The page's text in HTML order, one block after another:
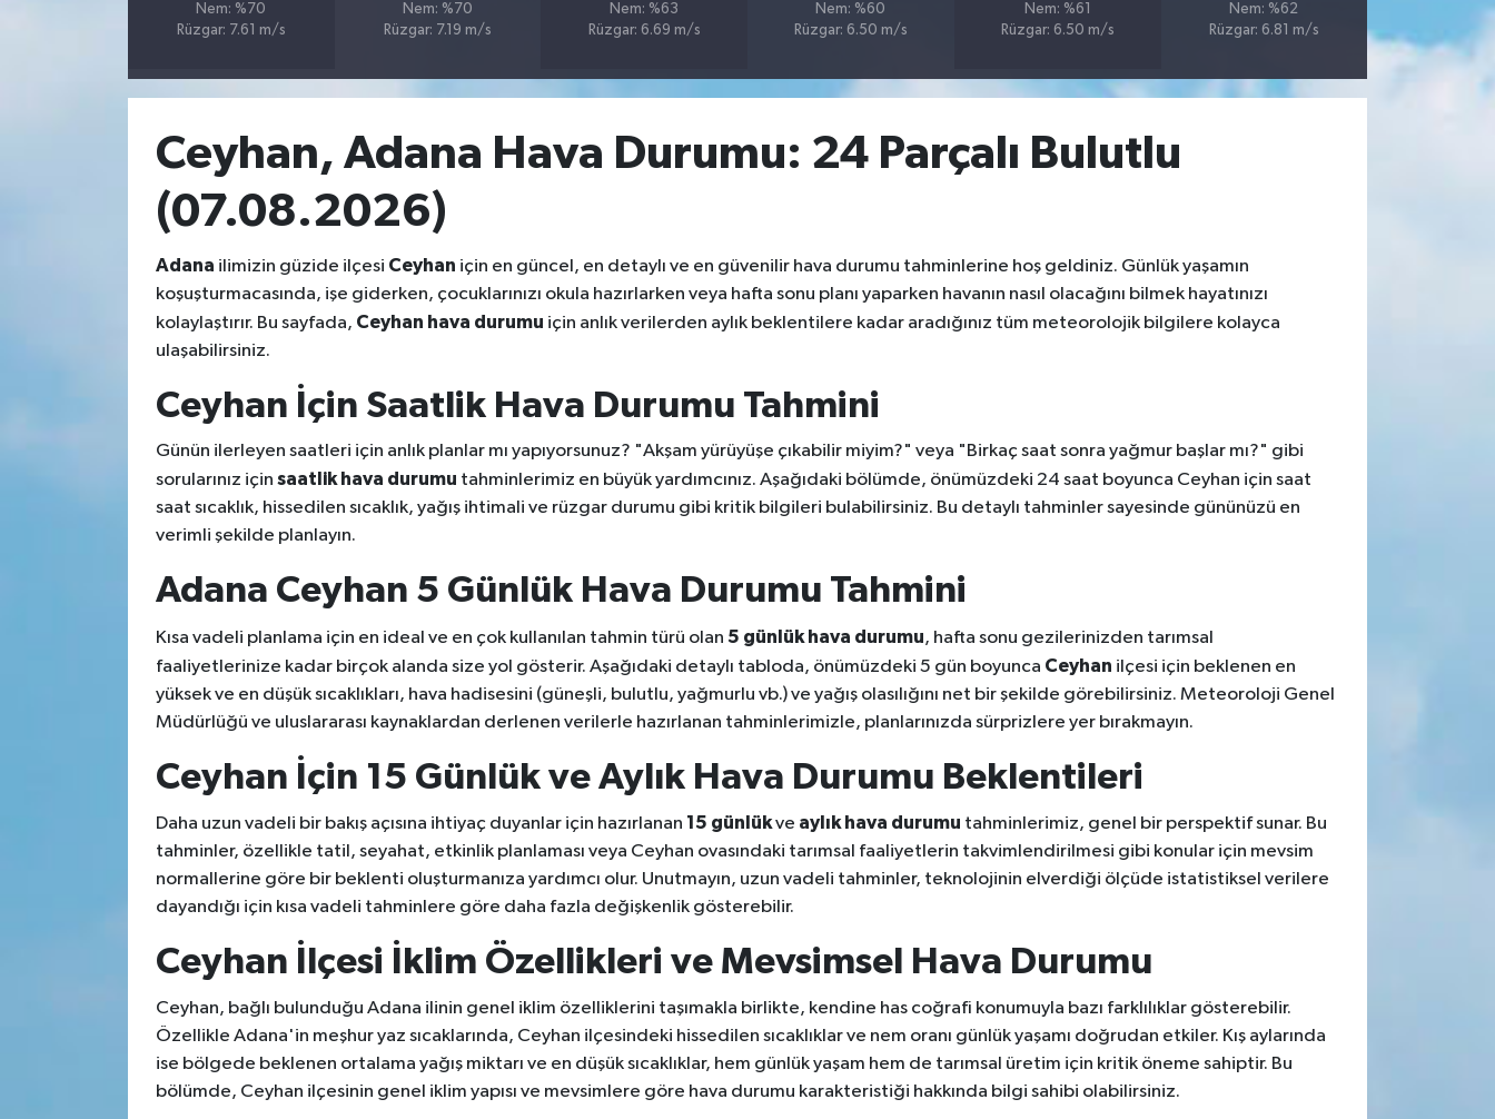
Nem: %70
Rüzgar: 7.61 m/s
Nem: %70
Rüzgar: 7.19 m/s
Nem: %63
Rüzgar: 6.69 m/s
Nem: %60
Rüzgar: 6.50 m/s
Nem: %61
Rüzgar: 6.50 m/s
Nem: %62
Rüzgar: 6.81 m/s
Ceyhan, Adana Hava Durumu: 24 Parçalı Bulutlu
(07.08.2026)
Adana ilimizin güzide ilçesi Ceyhan için en güncel, en detaylı ve en güvenilir hava durumu tahminlerine hoş geldiniz. Günlük yaşamın
koşuşturmacasında, işe giderken, çocuklarınızı okula hazırlarken veya hafta sonu planı yaparken havanın nasıl olacağını bilmek hayatınızı
kolaylaştırır. Bu sayfada, Ceyhan hava durumu için anlık verilerden aylık beklentilere kadar aradığınız tüm meteorolojik bilgilere kolayca
ulaşabilirsiniz.
Ceyhan İçin Saatlik Hava Durumu Tahmini
Günün ilerleyen saatleri için anlık planlar mı yapıyorsunuz? "Akşam yürüyüşe çıkabilir miyim?" veya "Birkaç saat sonra yağmur başlar mı?" gibi
sorularınız içinsaatlik hava durumu tahminlerimiz en büyük yardımcınız. Aşağıdaki bölümde, önümüzdeki 24 saat boyunca Ceyhan için saat
saat sıcaklık, hissedilen sıcaklık, yağış ihtimali ve rüzgar durumu gibi kritik bilgileri bulabilirsiniz. Bu detaylı tahminler sayesinde gününüzü en
verimli şekilde planlayın.
Adana Ceyhan 5 Günlük Hava Durumu Tahmini
Kısa vadeli planlama için en ideal ve en çok kullanılan tahmin türü olan 5 günlük hava durumu, hafta sonu gezilerinizden tarımsal
faaliyetlerinize kadar birçok alanda size yol gösterir. Aşağıdaki detaylı tabloda, önümüzdeki 5 gün boyunca Ceyhan ilçesi için beklenen en
yüksek ve en düşük sıcaklıkları, hava hadisesini (güneşli, bulutlu, yağmurlu vb.) ve yağış olasılığını net bir şekilde görebilirsiniz. Meteoroloji Genel
Müdürlüğü ve uluslararası kaynaklardan derlenen verilerle hazırlanan tahminlerimizle, planlarınızda sürprizlere yer bırakmayın.
Ceyhan İçin 15 Günlük ve Aylık Hava Durumu Beklentileri
Daha uzun vadeli bir bakış açısına ihtiyaç duyanlar için hazırlanan 15 günlükve aylık hava durumu tahminlerimiz, genel bir perspektif sunar. Bu
tahminler, özellikle tatil, seyahat, etkinlik planlaması veya Ceyhan ovasındaki tarımsal faaliyetlerin takvimlendirilmesi gibi konular için mevsim
normallerine göre bir beklenti oluşturmanıza yardımcı olur. Unutmayın, uzun vadeli tahminler, teknolojinin elverdiği ölçüde istatistiksel verilere
dayandığı için kısa vadeli tahminlere göre daha fazla değişkenlik gösterebilir.
Ceyhan İlçesi İklim Özellikleri ve Mevsimsel Hava Durumu
Ceyhan, bağlı bulunduğu Adana ilinin genel iklim özelliklerini taşımakla birlikte, kendine has coğrafi konumuyla bazı farklılıklar gösterebilir.
Özellikle Adana'in meşhur yaz sıcaklarında, Ceyhan ilçesindeki hissedilen sıcaklıklar ve nem oranı günlük yaşamı doğrudan etkiler. Kış aylarında
ise bölgede beklenen ortalama yağış miktarı ve en düşük sıcaklıklar, hem günlük yaşam hem de tarımsal üretim için kritik öneme sahiptir. Bu
bölümde, Ceyhan ilçesinin genel iklim yapısı ve mevsimlere göre hava durumu karakteristiği hakkında bilgi sahibi olabilirsiniz.